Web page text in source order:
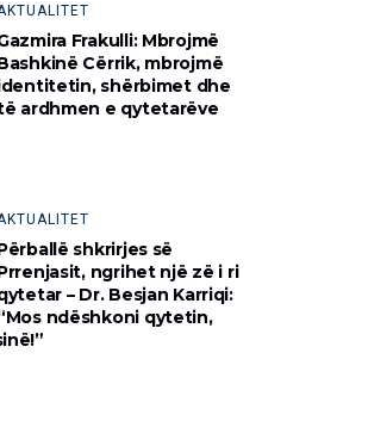
Frakulli: Mbrojmë
Cërrik, mbrojmë
shërbimet dhe
ardhmen e qytetarëve
shkrirjes së
ngrihet një zë i ri
– Dr. Besjan Karriqi:
ndëshkoni qytetin,